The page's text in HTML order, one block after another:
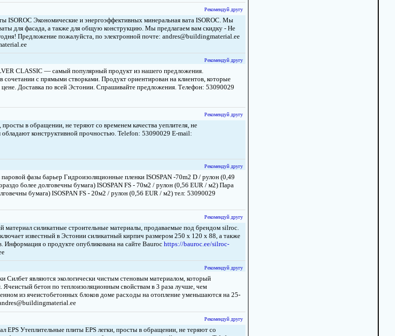
Рекомендуй другу
ISOROC Экономические и энергоэффективных минеральная вата ISOROC. Мы
для фасада, а также для общую конструкцию. Мы предлагаем вам скидку - Не
Предложение пожалуйста, по электронной почте: andres@buildingmaterial.ee
Рекомендуй другу
CLASSIC — самый популярный продукт из нашего предложения.
сочетании с прямыми створками. Продукт ориентирован на клиентов, которые
Доставка по всей Эстонии. Спрашивайте предложения. Телефон: 53090029
Рекомендуй другу
в обращении, не теряют со временем качества уеплителя, не
конструктивной прочностью. Telefon: 53090029 E-mail:
Рекомендуй другу
паровой фазы барьер Гидроизоляционные пленки ISOSPAN -70m2 D / рулон (0,49
более долговечны бумага) ISOSPAN FS - 70м2 / рулон (0,56 EUR / м2) Пара
бумага) ISOSPAN FS - 20м2 / рулон (0,56 EUR / м2) тел: 53090029
Рекомендуй другу
материал силикатные строительные материалы, продаваемые под брендом silroc.
известный в Эстонии силикатный кирпич размером 250 x 120 x 88, а также
Информация о продукте опубликована на сайте Bauroc https://bauroc.ee/silroc-
Рекомендуй другу
Силбет являются экологически чистым стеновым материалом, который
Ячеистый бетон по теплоизоляционным свойствам в 3 раза лучше, чем
из ячеистобетонных блоков доме расходы на отопление уменьшаются на 25-
Рекомендуй другу
EPS Утеплительные плиты EPS легки, просты в обращении, не теряют со